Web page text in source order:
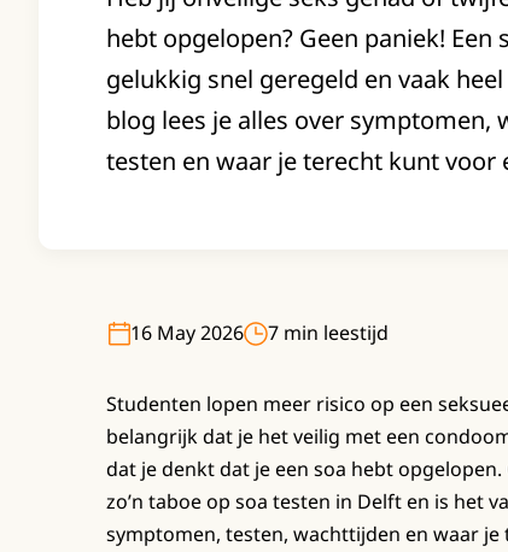
hebt opgelopen? Geen paniek! Een
gelukkig snel geregeld en vaak
blog lees je alles over symptomen,
testen en waar je terecht kunt voor
16 May 2026 7 min leestijd
Studenten lopen meer risico op een
belangrijk dat je het veilig met een
dat je denkt dat je een soa hebt
zo’n taboe op soa testen in Delft en is het
symptomen, testen, wachttijden en waar